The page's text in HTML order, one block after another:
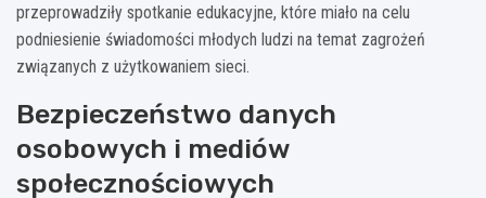
przeprowadziły spotkanie edukacyjne, które miało na celu
podniesienie świadomości młodych ludzi na temat zagrożeń
związanych z użytkowaniem sieci.
Bezpieczeństwo danych
osobowych i mediów
społecznościowych